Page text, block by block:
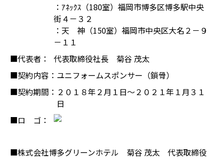
：ｱﾈｯｸｽ（180室）福岡市博多区博多駅中央
街４－３２
：天 神（150室）福岡市中央区大名２－９
－１１
■代表者：
代表取締役社長 菊谷 茂太
■契約内容： ユニフォームスポンサー（鎖骨）
■契約期間： ２０１８年２月１日～２０２１年１月３１
日
■ロ ゴ：
■株式会社博多グリーンホテル 菊谷 茂太 代表取締役